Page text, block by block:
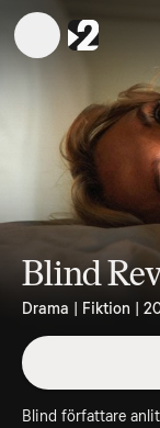
Blind
Drama | Fiktion |
Blind författare